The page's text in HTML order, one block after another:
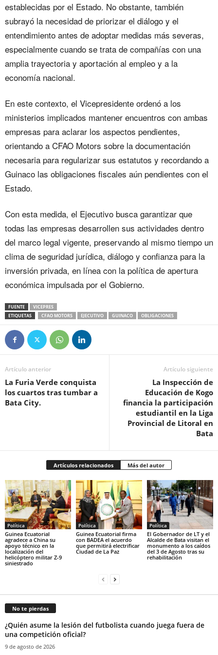
establecidas por el Estado. No obstante, también
subrayó la necesidad de priorizar el diálogo y el
entendimiento antes de adoptar medidas más severas,
especialmente cuando se trata de compañías con una
amplia trayectoria y aportación al empleo y a la
economía nacional.
En este contexto, el Vicepresidente ordenó a los
ministerios implicados mantener encuentros con ambas
empresas para aclarar los aspectos pendientes,
orientando a CFAO Motors sobre la documentación
necesaria para regularizar sus estatutos y recordando a
Guinaco las obligaciones fiscales aún pendientes con el
Estado.
Con esta medida, el Ejecutivo busca garantizar que
todas las empresas desarrollen sus actividades dentro
del marco legal vigente, preservando al mismo tiempo un
clima de seguridad jurídica, diálogo y confianza para la
inversión privada, en línea con la política de apertura
económica impulsada por el Gobierno.
FUENTE
VICEPRES
ETIQUETAS
CFAO MOTORS EJECUTIVO GUINACO OBLIGACIONES
Artículo anterior
La Furia Verde conquista
los cuartos tras tumbar a
Bata City.
Artículo siguiente
La Inspección de
Educación de Kogo
financia la participación
estudiantil en la Liga
Provincial de Litoral en
Bata
Artículos relacionados Más del autor
Política
Guinea Ecuatorial
agradece a China su
apoyo técnico en la
localización del
helicóptero militar Z-9
siniestrado
Política
Guinea Ecuatorial firma
con BADEA el acuerdo
que permitirá electrificar
Ciudad de La Paz
Política
El Gobernador de LT y el
Alcalde de Bata visitan el
monumento a los caídos
del 3 de Agosto tras su
rehabilitación
No te pierdas
¿Quién asume la lesión del futbolista cuando juega fuera de
una competición oficial?
9 de agosto de 2026